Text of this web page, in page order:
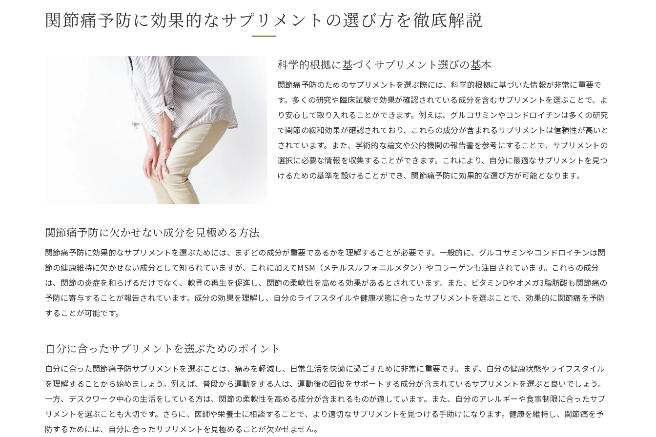
品質を保証するための第三者認証の確認
ユーザーレビューを参考にした選択方法
サプリメントの効果を高める生活習慣
相乗効果を狙ったサプリの組み合わせ
サプリメントの選び方における重点ポイント
市販品と処方サプリの違いを理解する
アレルギー情報の確認と対応策
季節ごとに変化するサプリ選びのコツ
関節痛予防におすすめのサプリメントの効果と選び方
特定の症状別に見るサプリメントの効果
深い知識が求められる選択の理由
長期的な視点で考えるサプリ選びの戦略
関節痛予防に効果的なサプリメント成分とは
症状に応じた成分選びのテクニック
関節の健康をサポートする成分の組み合わせ
新しい成分の登場とその期待
安全性を確保するための成分選びの注意
関節痛予防のためのサプリメント選びのポイント
効果的な関節痛予防プランの構築
関節痛予防に効果的なサプリメントの選び方を徹底解説
科学的根拠に基づくサプリメント選びの基本
関節痛予防のためのサプリメントを選ぶ際には、科学的根拠に基づいた情報が非常に重要で
す。多くの研究や臨床試験で効果が確認されている成分を含むサプリメントを選ぶことで、よ
り安心して取り入れることができます。例えば、グルコサミンやコンドロイチンは多くの研究
で関節の緩和効果が確認されており、これらの成分が含まれるサプリメントは信頼性が高いと
されています。また、学術的な論文や公的機関の報告書を参考にすることで、サプリメントの
選択に必要な情報を収集することができます。これにより、自分に最適なサプリメントを見つ
けるための基準を設けることができ、関節痛予防に効果的な選び方が可能となります。
関節痛予防に欠かせない成分を見極める方法
関節痛予防に効果的なサプリメントを選ぶためには、まずどの成分が重要であるかを理解することが必要です。一般的に、グルコサミンやコンドロイチンは関
節の健康維持に欠かせない成分として知られていますが、これに加えてMSM（メチルスルフォニルメタン）やコラーゲンも注目されています。これらの成分
は、関節の炎症を和らげるだけでなく、軟骨の再生を促進し、関節の柔軟性を高める効果があるとされています。また、ビタミンDやオメガ3脂肪酸も関節痛の
予防に寄与することが報告されています。成分の効果を理解し、自分のライフスタイルや健康状態に合ったサプリメントを選ぶことで、効果的に関節痛を予防
することが可能です。
自分に合ったサプリメントを選ぶためのポイント
自分に合った関節痛予防サプリメントを選ぶことは、痛みを軽減し、日常生活を快適に過ごすために非常に重要です。まず、自分の健康状態やライフスタイル
を理解することから始めましょう。例えば、普段から運動をする人は、運動後の回復をサポートする成分が含まれているサプリメントを選ぶと良いでしょう。
一方、デスクワーク中心の生活をしている方は、関節の柔軟性を高める成分が含まれるものが適しています。また、自分のアレルギーや食事制限に合ったサプ
リメントを選ぶことも大切です。さらに、医師や栄養士に相談することで、より適切なサプリメントを見つける手助けになります。健康を維持し、関節痛を予
防するためには、自分に合ったサプリメントを見極めることが欠かせません。